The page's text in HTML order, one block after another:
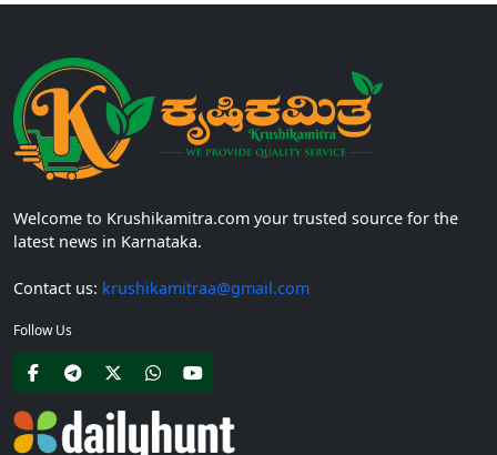
Welcome to Krushikamitra.com your trusted source for the
latest news in Karnataka.
Contact us: krushikamitraa@gmail.com
Follow Us